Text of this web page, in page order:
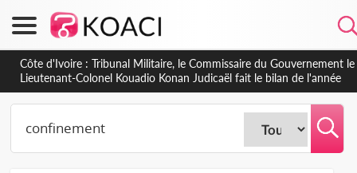
Burkina Faso : hausse de 75 FCFA du prix du litre du diesel à la
pompe